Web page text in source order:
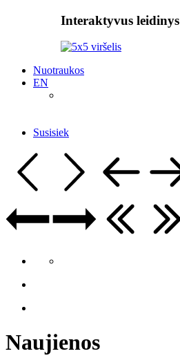
Interaktyvus leidinys
Nuotraukos
EN
Susisiek
Naujienos